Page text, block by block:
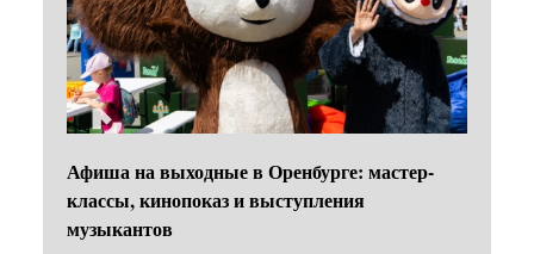
Афиша на выходные в Оренбурге: мастер-
классы, кинопоказ и выступления
музыкантов